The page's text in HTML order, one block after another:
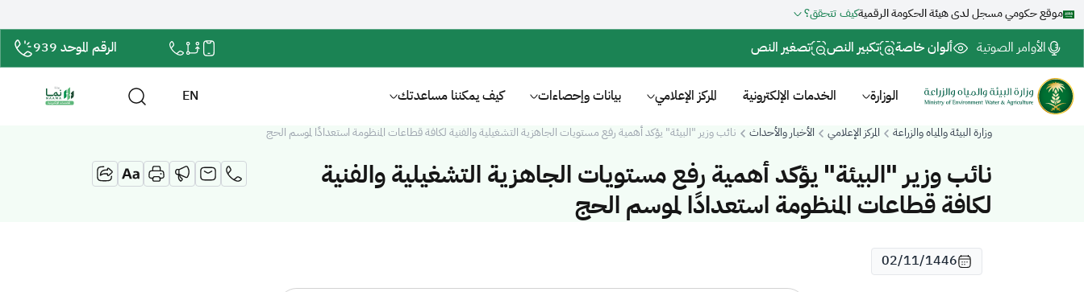
موقع حكومي مسجل لدى هيئة الحكومة الرقميةكيف تتحقق؟
الأوامر الصوتية ألوان خاصة تكبير النص تصغير النص الرقم الموحد 939
الوزارة الخدمات الإلكترونية المركز الإعلامي بيانات وإحصاءات كيف يمكننا مساعدتك EN
وزارة البيئة والمياه والزراعة المركز الإعلامي الأخبار والأحداث نائب وزير "البيئة" يؤكد أهمية رفع مستويات الجاهزية التشغيلية والفنية لكافة قطاعات المنظومة استعدادًا لموسم الحج
نائب وزير "البيئة" يؤكد أهمية رفع مستويات الجاهزية التشغيلية والفنية
لكافة قطاعات المنظومة استعدادًا لموسم الحج
02/11/1446